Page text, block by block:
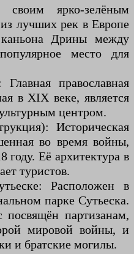
ярко-зелёным
лучших рек в Европе
Дрины между
место для
православная
в XIX веке, является
центром.
Историческая
во время войны,
году. Её архитектура в
туристов.
Расположен в
парке Сутьеска.
партизанам,
мировой войны, и
и братские могилы.